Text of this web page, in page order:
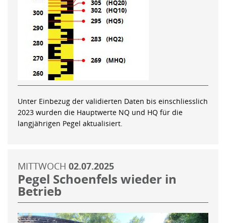
Unter Einbezug der validierten Daten bis einschliesslich
2023 wurden die Hauptwerte NQ und HQ für die
langjährigen Pegel aktualisiert.
MITTWOCH 02.07.2025
Pegel Schoenfels wieder in
Betrieb